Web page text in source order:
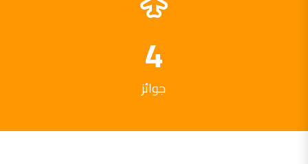
4
جوائز